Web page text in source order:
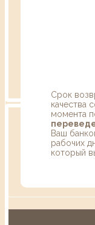
Срок
качества
момента
Ваш
рабочих
который